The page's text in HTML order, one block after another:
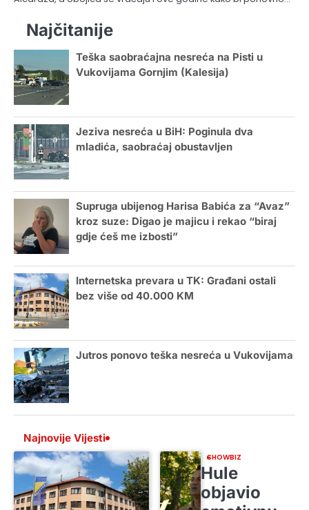
Najčitanije
Teška saobraćajna nesreća na Pisti u
Vukovijama Gornjim (Kalesija)
Jeziva nesreća u BiH: Poginula dva
mladića, saobraćaj obustavljen
Supruga ubijenog Harisa Babića za “Avaz”
kroz suze: Digao je majicu i rekao “biraj
gdje ćeš me izbosti”
Internetska prevara u TK: Građani ostali
bez više od 40.000 KM
Jutros ponovo teška nesreća u Vukovijama
Najnovije Vijesti
SHOWBIZ
Hule
objavio